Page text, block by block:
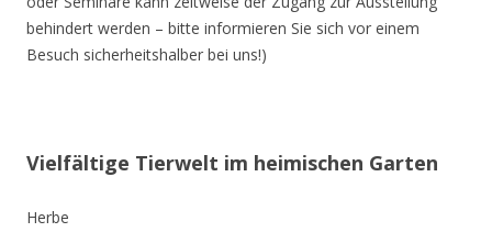
behindert werden – bitte informieren Sie sich vor einem
Besuch sicherheitshalber bei uns!)
Vielfältige Tierwelt im heimischen Garten
Herbe